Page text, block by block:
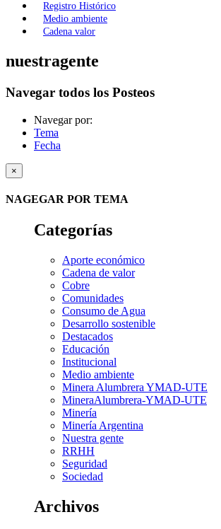
Registro Histórico
Medio ambiente
Cadena valor
nuestragente
Navegar todos los Posteos
Navegar por:
Tema
Fecha
×
NAGEGAR POR TEMA
Categorías
Aporte económico
Cadena de valor
Cobre
Comunidades
Consumo de Agua
Desarrollo sostenible
Destacados
Educación
Institucional
Medio ambiente
Minera Alumbrera YMAD-UTE
MineraAlumbrera-YMAD-UTE
Minería
Minería Argentina
Nuestra gente
RRHH
Seguridad
Sociedad
Archivos